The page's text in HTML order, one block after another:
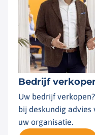
Bedrijf
Uw bedrijf
bij deskundig
uw organisatie.